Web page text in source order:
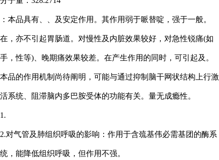
： 本品具有、、及安定作用。其作用弱于哌替啶，强于一般。
在，亦不引起胃肠道。对慢性及内脏效果较好，对急性锐痛(如
手，性等)、晚期痛效果较差。在产生作用的同时，可引起及。
本品的作用机制尚待阐明，可能与通过抑制脑干网状结构上行激
活系统、阻滞脑内多巴胺受体的功能有关。量无成瘾性。
1.
2.对气管及肺组织呼吸的影响：作用于含巯基伟必需基团的酶系
统，能降低组织呼吸，但作用不强。